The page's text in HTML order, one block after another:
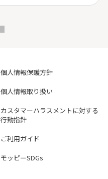
個人情報保護方針
個人情報取り扱い
カスタマーハラスメントに対する
行動指針
ご利用ガイド
モッピーSDGs